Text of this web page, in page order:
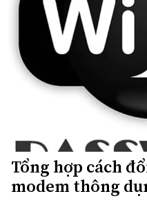
Tổng hợp cách
modem thông